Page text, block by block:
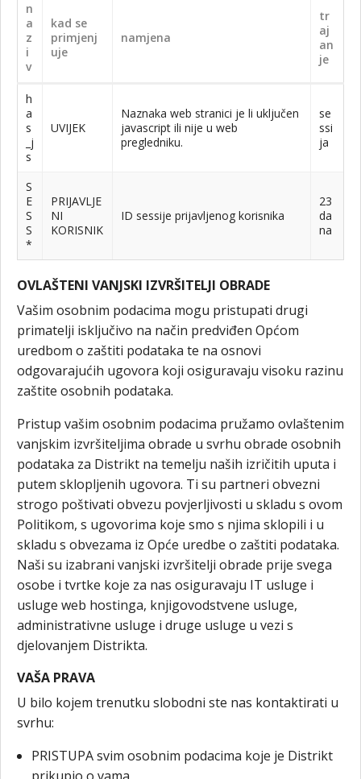
n
a
z
i
v
kad se
primjenj
uje
namjena
tr
aj
an
je
h
a
s
_j
s
UVIJEK
Naznaka web stranici je li uključen
javascript ili nije u web
pregledniku.
se
ssi
ja
S
E
S
S
*
PRIJAVLJE
NI
KORISNIK
ID sessije prijavljenog korisnika
23
da
na
OVLAŠTENI VANJSKI IZVRŠITELJI OBRADE
Vašim osobnim podacima mogu pristupati drugi
primatelji isključivo na način predviđen Općom
uredbom o zaštiti podataka te na osnovi
odgovarajućih ugovora koji osiguravaju visoku razinu
zaštite osobnih podataka.
Pristup vašim osobnim podacima pružamo ovlaštenim
vanjskim izvršiteljima obrade u svrhu obrade osobnih
podataka za Distrikt na temelju naših izričitih uputa i
putem sklopljenih ugovora. Ti su partneri obvezni
strogo poštivati obvezu povjerljivosti u skladu s ovom
Politikom, s ugovorima koje smo s njima sklopili i u
skladu s obvezama iz Opće uredbe o zaštiti podataka.
Naši su izabrani vanjski izvršitelji obrade prije svega
osobe i tvrtke koje za nas osiguravaju IT usluge i
usluge web hostinga, knjigovodstvene usluge,
administrativne usluge i druge usluge u vezi s
djelovanjem Distrikta.
VAŠA PRAVA
U bilo kojem trenutku slobodni ste nas kontaktirati u
svrhu:
PRISTUPA svim osobnim podacima koje je Distrikt